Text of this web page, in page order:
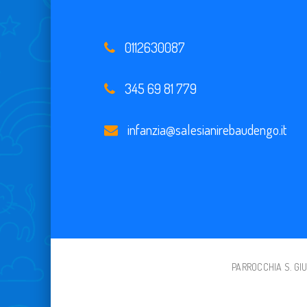
0112630087
345 69 81 779
infanzia@salesianirebaudengo.it
PARROCCHIA S.